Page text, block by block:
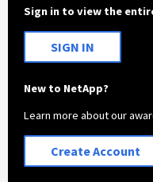
Sign in to view the
SIGN IN
New to NetApp?
Learn more about our
Create Account